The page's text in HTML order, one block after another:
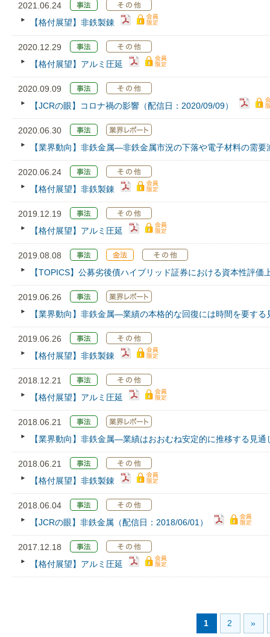
2021.06.24
【格付展望】非鉄製錬
2020.12.29
【格付展望】アルミ圧延
2020.09.09
【JCRの眼】コロナ禍の影響（配信日：2020/09/09）
2020.06.30
【業界動向】非鉄金属―非鉄金属市況の下落や電子材料の需
2020.06.24
【格付展望】非鉄製錬
2019.12.19
【格付展望】アルミ圧延
2019.08.08
【TOPICS】公募劣後債ハイブリッド証券における資本性評価
2019.06.26
【業界動向】非鉄金属―業績の本格的な回復には時間を要す
2019.06.26
【格付展望】非鉄製錬
2018.12.21
【格付展望】アルミ圧延
2018.06.21
【業界動向】非鉄金属―業績はおおむね安定的に推移する見
2018.06.21
【格付展望】非鉄製錬
2018.06.04
【JCRの眼】非鉄金属（配信日：2018/06/01）
2017.12.18
【格付展望】アルミ圧延
1 2 »